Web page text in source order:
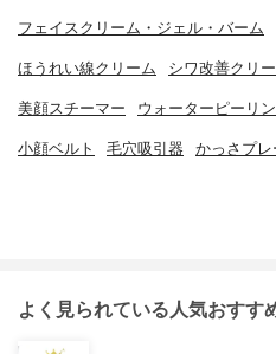
フェイスクリーム・ジェル・バーム
ほうれい線クリーム シワ改善クリ
美顔スチーマー ウォーターピーリ
小顔ベルト 毛穴吸引器 かっさプレ
よく見られている人気おすす